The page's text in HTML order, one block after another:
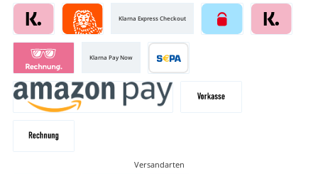
Klarna Express Checkout
Klarna Pay Now
Versandarten